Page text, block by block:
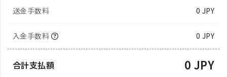
送金手数料 0 JPY
入金手数料 0 JPY
合計支払額 0 JPY